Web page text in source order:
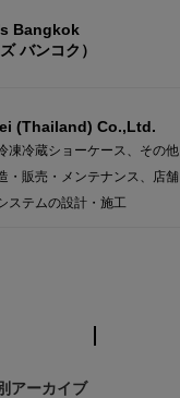
Bangkok
バンコク）
(Thailand) Co.,Ltd.
凍冷蔵ショーケース、その他
・販売・メンテナンス、店舗
ステムの設計・施工
アーカイブ